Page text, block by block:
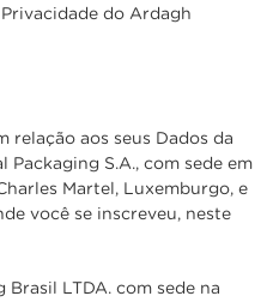
do Ardagh
relação aos seus Dados da
S.A., com sede em
Martel, Luxemburgo, e
você se inscreveu, neste
LTDA. com sede na